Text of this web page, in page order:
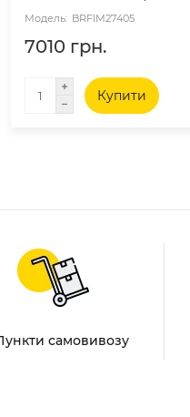
BRFIM27405
7010 грн.
Купити
самовивозу